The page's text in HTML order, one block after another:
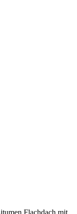
Flachdach mit